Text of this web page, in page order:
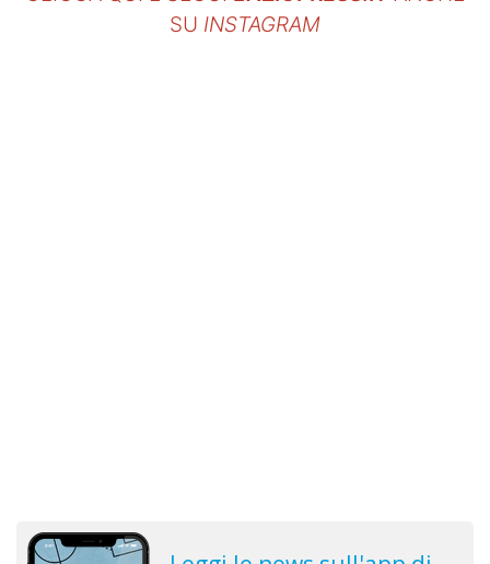
SU INSTAGRAM